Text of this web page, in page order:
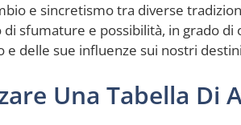
e sincretismo tra diverse
sfumature e possibilità, in grado di
e delle sue influenze sui nostri
Una Tabella Di